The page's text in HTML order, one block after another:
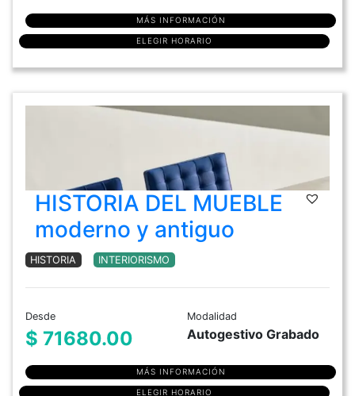
MÁS INFORMACIÓN
ELEGIR HORARIO
HISTORIA DEL MUEBLE
moderno y antiguo
HISTORIA INTERIORISMO
Desde
$ 71680.00
Modalidad
Autogestivo Grabado
MÁS INFORMACIÓN
ELEGIR HORARIO